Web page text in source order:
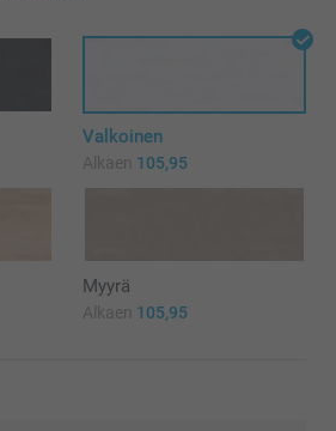
Valkoinen
Alkaen 105,95
Myyrä
Alkaen 105,95